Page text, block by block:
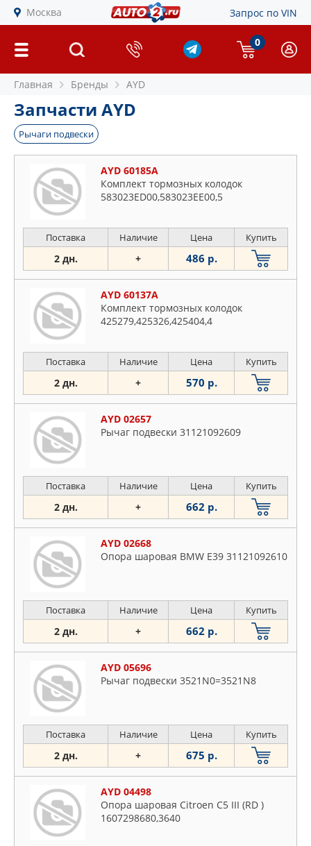
Москва Запрос по VIN
0
Главная Бренды AYD
Запчасти AYD
Рычаги подвески
AYD 60185A
Комплект тормозных колодок
583023ED00,583023EE00,5
Поставка Наличие Цена Купить
2 дн. + 486 р.
AYD 60137A
Комплект тормозных колодок
425279,425326,425404,4
Поставка Наличие Цена Купить
2 дн. + 570 р.
AYD 02657
Рычаг подвески 31121092609
Поставка Наличие Цена Купить
2 дн. + 662 р.
AYD 02668
Опора шаровая BMW E39 31121092610
Поставка Наличие Цена Купить
2 дн. + 662 р.
AYD 05696
Рычаг подвески 3521N0=3521N8
Поставка Наличие Цена Купить
2 дн. + 675 р.
AYD 04498
Опора шаровая Citroen C5 III (RD )
1607298680,3640